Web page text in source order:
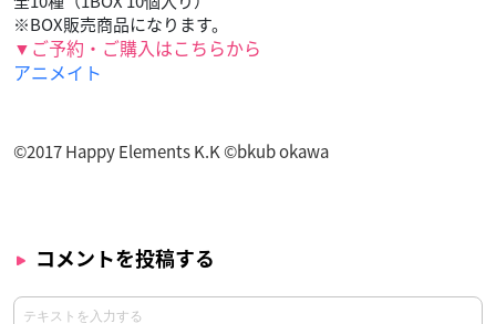
※BOX販売商品になります。
▼ご予約・ご購入はこちらから
アニメイト
©2017 Happy Elements K.K ©bkub okawa
コメントを投稿する